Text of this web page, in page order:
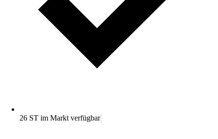
26 ST im Markt verfügbar